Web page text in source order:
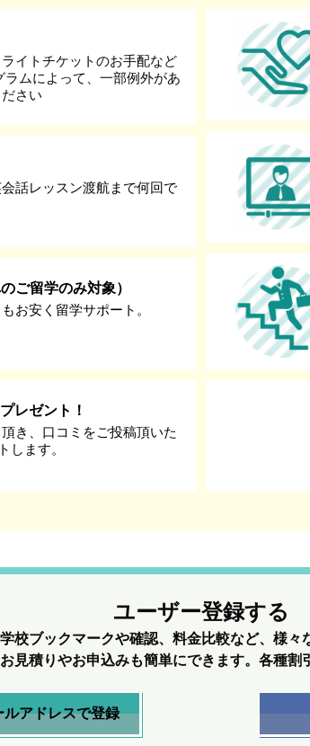
イトチケットのお手配など
ムによって、一部例外があ
さい
話レッスン渡航まで何回で
ご留学のみ対象）
お安く留学サポート。
レゼント！
き、口コミをご投稿頂いた
します。
ユーザー登録する
校ブックマークや確認、料金比較など、様々
見積りやお申込みも簡単にできます。各種割
ルアドレスで登録